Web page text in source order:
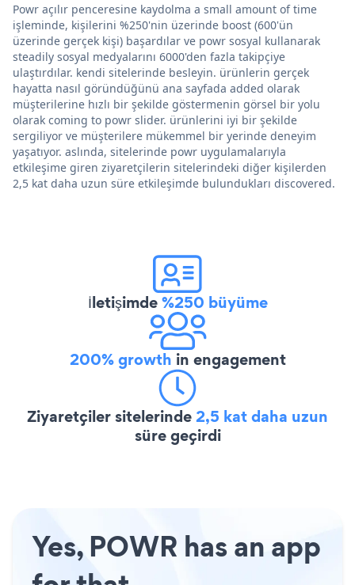
Powr açılır penceresine kaydolma a small amount of time
işleminde, kişilerini %250'nin üzerinde boost (600'ün
üzerinde gerçek kişi) başardılar ve powr sosyal kullanarak
steadily sosyal medyalarını 6000'den fazla takipçiye
ulaştırdılar. kendi sitelerinde besleyin. ürünlerin gerçek
hayatta nasıl göründüğünü ana sayfada added olarak
müşterilerine hızlı bir şekilde göstermenin görsel bir yolu
olarak coming to powr slider. ürünlerini iyi bir şekilde
sergiliyor ve müşterilere mükemmel bir yerinde deneyim
yaşatıyor. aslında, sitelerinde powr uygulamalarıyla
etkileşime giren ziyaretçilerin sitelerindeki diğer kişilerden
2,5 kat daha uzun süre etkileşimde bulundukları discovered.
İletişimde%250 büyüme
200% growth in engagement
Ziyaretçiler sitelerinde2,5 kat daha uzun
süre geçirdi
Yes, POWR has an app